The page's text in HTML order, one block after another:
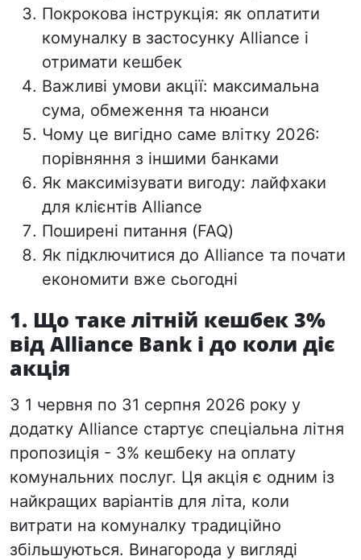
Покрокова інструкція: як оплатити
комуналку в застосунку Alliance і
отримати кешбек
Важливі умови акції: максимальна
сума, обмеження та нюанси
Чому це вигідно саме влітку 2026:
порівняння з іншими банками
Як максимізувати вигоду: лайфхаки
для клієнтів Alliance
Поширені питання (FAQ)
Як підключитися до Alliance та почати
економити вже сьогодні
1. Що таке літній кешбек 3%
від Alliance Bank і до коли діє
акція
З 1 червня по 31 серпня 2026 року у
додатку Alliance стартує спеціальна літня
пропозиція - 3% кешбеку на оплату
комунальних послуг. Ця акція є одним із
найкращих варіантів для літа, коли
витрати на комуналку традиційно
збільшуються. Винагорода у вигляді